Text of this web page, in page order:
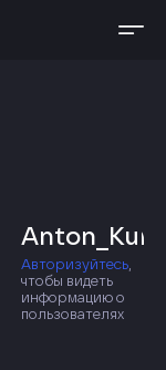
Авторизуйтесь
чтобы видеть
информацию о
пользователях